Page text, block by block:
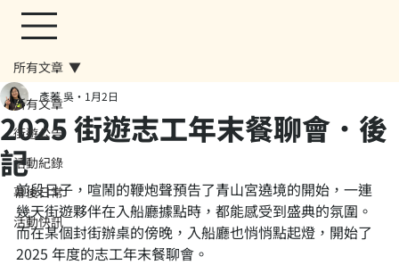
所有文章
街遊公告
活動紀錄
幕後日常
活動快訊
所有文章
2025 街遊志工年末餐聊會．後
記
彥蓁 吳 1月2日
前段日子，喧鬧的鞭炮聲預告了青山宮遶境的開始，一連
幾天街遊夥伴在入船廳據點時，都能感受到盛典的氛圍。
而在某個封街辦桌的傍晚，入船廳也悄悄點起燈，開始了
2025 年度的志工年末餐聊會。